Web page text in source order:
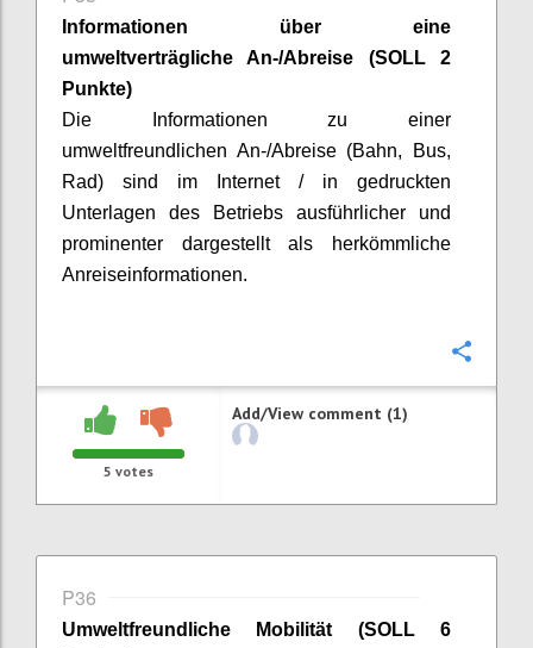
Informationen über eine
umweltverträgliche An-/Abreise (SOLL 2
Punkte)
Die Informationen zu einer
umweltfreundlichen An-/Abreise (Bahn, Bus,
Rad) sind im Internet / in gedruckten
Unterlagen des Betriebs ausführlicher und
prominenter dargestellt als herkömmliche
Anreiseinformationen.
5 votes
Add/View comment (1)
P36
Umweltfreundliche Mobilität (SOLL 6